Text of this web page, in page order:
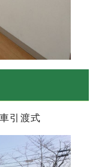
引渡式